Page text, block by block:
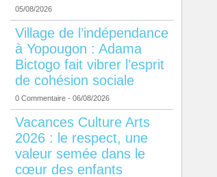
05/08/2026
Village de l’indépendance
à Yopougon : Adama
Bictogo fait vibrer l’esprit
de cohésion sociale
0 Commentaire - 06/08/2026
Vacances Culture Arts
2026 : le respect, une
valeur semée dans le
cœur des enfants